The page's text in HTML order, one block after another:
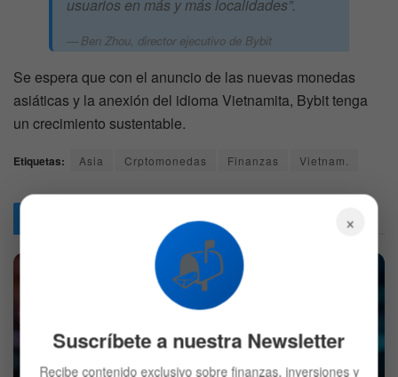
usuarios en más y más localidades”.
Ben Zhou, director ejecutivo de Bybit
Se espera que con el anuncio de las nuevas monedas
asiáticas y la anexión del idioma Vietnamita, Bybit tenga
un crecimiento sustentable.
Etiquetas: Asia Crptomonedas Finanzas Vietnam.
Relacionados ×
📬
Suscríbete a nuestra Newsletter
Recibe contenido exclusivo sobre finanzas, inversiones y